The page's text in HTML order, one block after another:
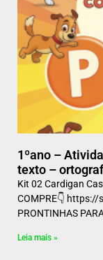
1ºano –
texto –
Kit 02 Cardigan
COMPRE👇
PRONTINHAS
Leia mais »